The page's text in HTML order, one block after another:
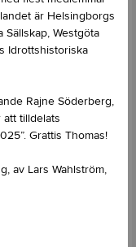
är Helsingborgs
Westgöta
Idrottshistoriska
Rajne Söderberg,
tilldelats
Grattis Thomas!
av Lars Wahlström,